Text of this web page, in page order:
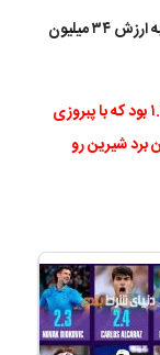
این مبلغ تقریبا ۴ برابر کل جوایز این دوره مسابقات به ارزش ۳۴ میلیون
جالبه بدونید ضریب پیروزی فدرر ۲.۱۹ در مقابل ۱.۷۲ بود که با پبروزی
برد شیرین رو